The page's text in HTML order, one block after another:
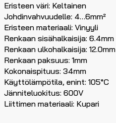
Eristeen väri: Keltainen
Johdinvahvuudelle: 4…6mm²
Eristeen materiaali: Vinyyli
Renkaan sisähalkaisija: 6.4mm
Renkaan ulkohalkaisija: 12.0mm
Renkaan paksuus: 1mm
Kokonaispituus: 34mm
Käyttölämpötila, enint: 105°C
Jänniteluokitus: 600V
Liittimen materiaali: Kupari